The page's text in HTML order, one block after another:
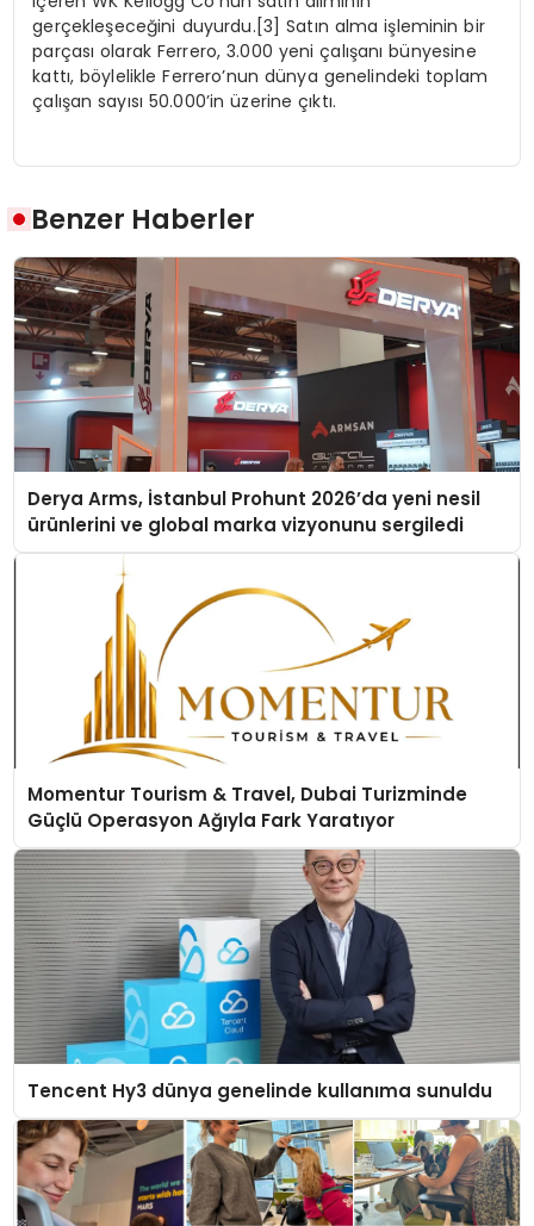
gerçekleşeceğini duyurdu.[3] Satın alma işleminin bir
parçası olarak Ferrero, 3.000 yeni çalışanı bünyesine
kattı, böylelikle Ferrero’nun dünya genelindeki toplam
çalışan sayısı 50.000’in üzerine çıktı.
Benzer Haberler
Derya Arms, İstanbul Prohunt 2026’da yeni nesil
ürünlerini ve global marka vizyonunu sergiledi
Momentur Tourism & Travel, Dubai Turizminde
Güçlü Operasyon Ağıyla Fark Yaratıyor
Tencent Hy3 dünya genelinde kullanıma sunuldu